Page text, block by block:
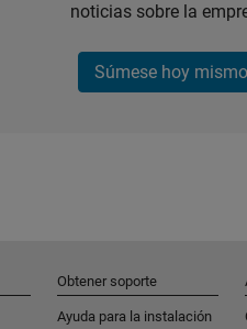
noticias sobre la
Súmese hoy mismo
Obtener soporte
Ayuda para la instalación